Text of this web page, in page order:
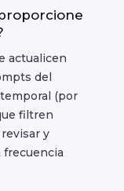
actualicen
del
(por
filtren
y
frecuencia